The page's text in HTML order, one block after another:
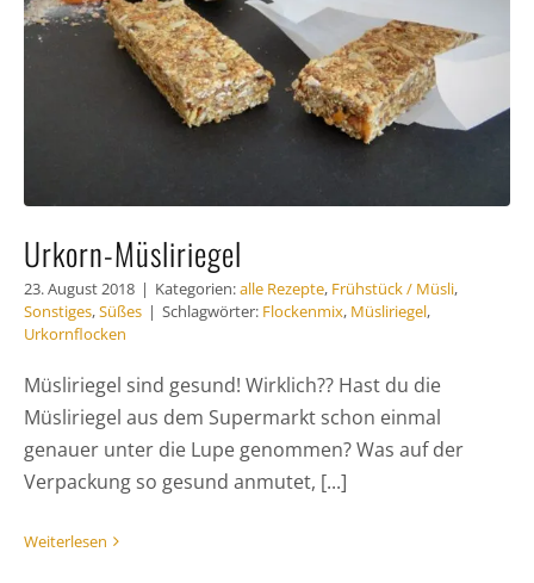
Häufig gestellte Fragen
Kundenstimmen
Urkorn-Müsliriegel
23. August 2018 | Kategorien:alle Rezepte, Frühstück / Müsli,
Sonstiges,Süßes | Schlagwörter: Flockenmix, Müsliriegel,
Urkornflocken
Müsliriegel sind gesund! Wirklich?? Hast du die
Müsliriegel aus dem Supermarkt schon einmal
genauer unter die Lupe genommen? Was auf der
Verpackung so gesund anmutet, [...]
Weiterlesen